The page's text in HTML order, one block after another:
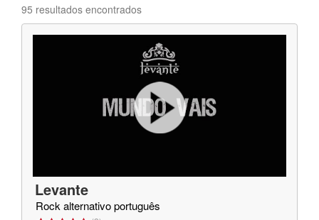
95 resultados encontrados
Levante
Rock alternativo português